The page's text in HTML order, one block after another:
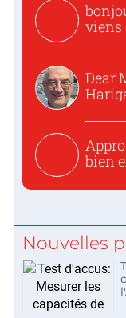
viens
Dear
bien
Nouvelles